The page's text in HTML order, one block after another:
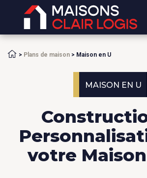
Accueil
> Plans de maison > Maison en U
MAISON EN U
votre